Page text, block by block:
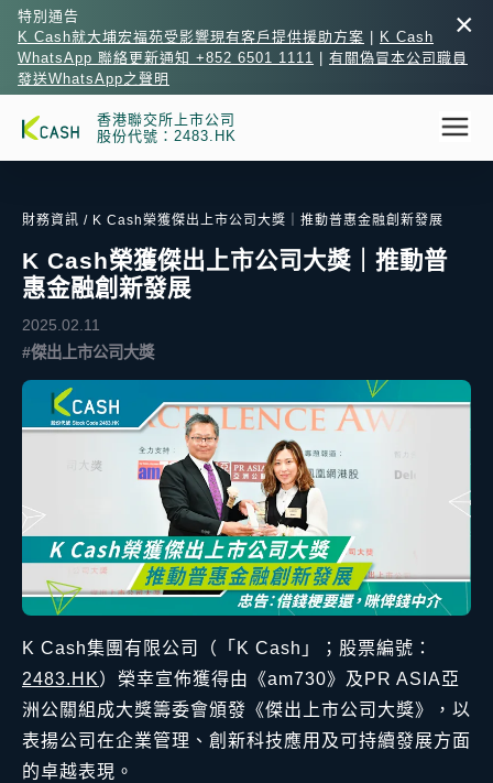
×
特別通告
K Cash就大埔宏福苑受影響現有客戶提供援助方案
K Cash
WhatsApp 聯絡更新通知 +852 6501 1111
有關偽冒本公司職員
發送WhatsApp之聲明
香港聯交所上市公司
股份代號：2483.HK
財務資訊 / K Cash榮獲傑出上市公司大獎｜推動普惠金融創新發展
K Cash榮獲傑出上市公司大獎｜推動普
惠金融創新發展
2025.02.11
#傑出上市公司大獎
K Cash集團有限公司（「K Cash」；股票編號：
2483.HK）榮幸宣佈獲得由《am730》及PR ASIA亞
洲公關組成大獎籌委會頒發《傑出上市公司大獎》，以
表揚公司在企業管理、創新科技應用及可持續發展方面
的卓越表現。